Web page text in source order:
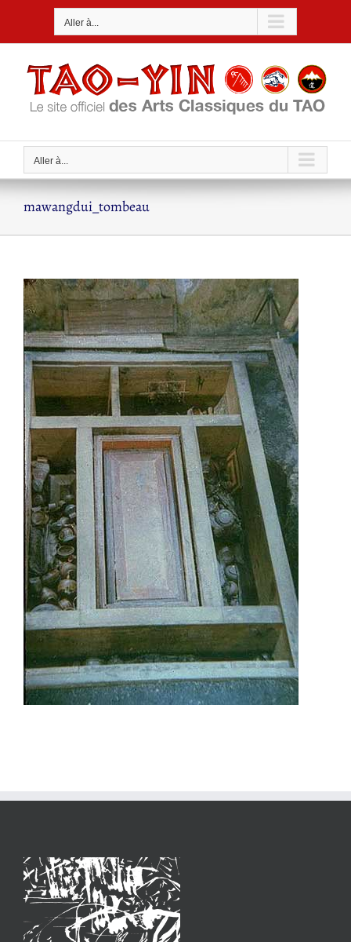
Aller à...
Aller à...
mawangdui_tombeau